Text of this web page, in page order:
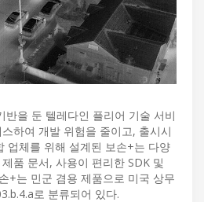
반을 둔 텔레다인 플리어 기술 서비
하여 개발 위험을 줄이고, 출시시
업체를 위해 설계된 보손+는 다양
품 문서, 사용이 편리한 SDK 및
+는 민군 겸용 제품으로 미국 상무
로 분류되어 있다.